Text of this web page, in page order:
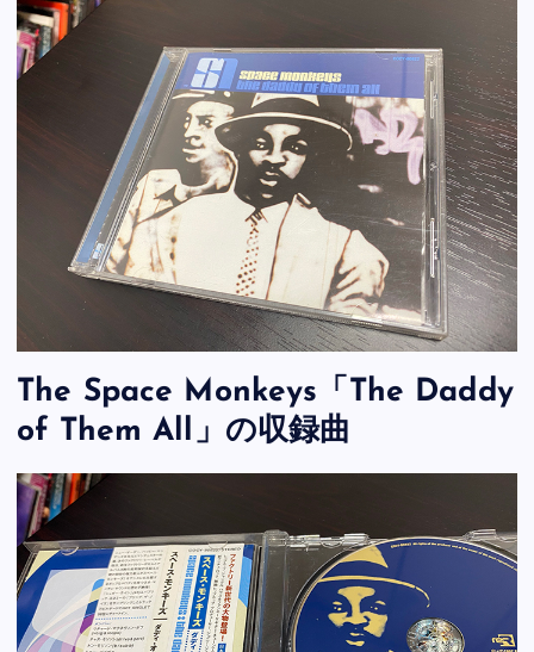
The Space Monkeys「The Daddy
of Them All」の収録曲